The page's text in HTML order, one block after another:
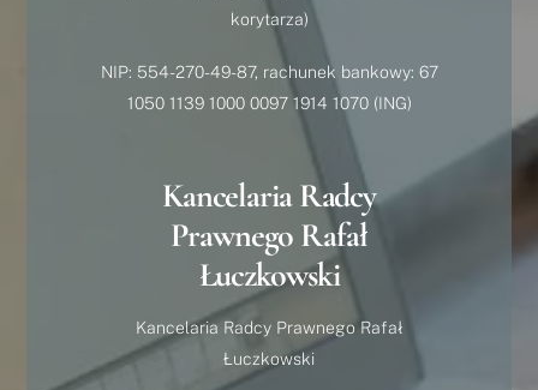
korytarza)
NIP: 554-270-49-87, rachunek bankowy: 67
1050 1139 1000 0097 1914 1070 (ING)
Kancelaria Radcy
Prawnego Rafał
Łuczkowski
Kancelaria Radcy Prawnego Rafał
Łuczkowski